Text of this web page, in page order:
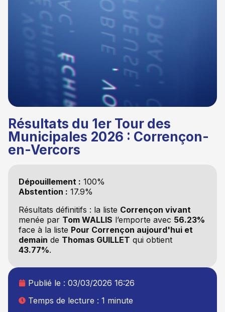
Résultats du 1er Tour des
Municipales 2026 : Corrençon-
en-Vercors
Dépouillement : 100%
Abstention : 17.9%
Résultats définitifs : la liste Corrençon vivant
menée par Tom WALLIS l’emporte avec 56.23%
face à la liste Pour Corrençon aujourd'hui et
demain de Thomas GUILLET qui obtient
43.77%.
Publié le : 03/03/2026 16:26
Temps de lecture : 1 minute